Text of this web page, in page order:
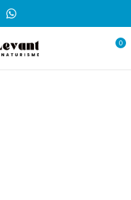
0
Gai Mistral